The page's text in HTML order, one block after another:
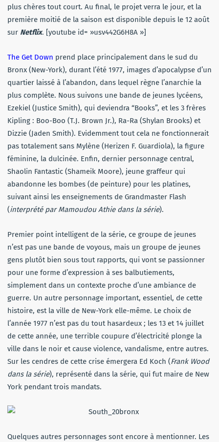
plus chères tout court. Au final, le projet verra le jour, et la
première moitié de la saison est disponible depuis le 12 août
sur Netflix. [youtube id= »usv442G6H8A »]
The Get Down prend place principalement dans le sud du
Bronx (New-York), durant l’été 1977, images d’apocalypse d’un
quartier laissé à l’abandon, dans lequel règne l’anarchie la
plus complète. Nous suivons une bande de jeunes lycéens,
Ezekiel (Justice Smith), qui deviendra “Books”, et les 3 frères
Kipling : Boo-Boo (T.J. Brown Jr.), Ra-Ra (Shylan Brooks) et
Dizzie (Jaden Smith). Evidemment tout cela ne fonctionnerait
pas totalement sans Mylène (Herizen F. Guardiola), la figure
féminine, la dulcinée. Enfin, dernier personnage central,
Shaolin Fantastic (Shameik Moore), jeune graffeur qui
abandonne les bombes (de peinture) pour les platines,
suivant ainsi les enseignements de Grandmaster Flash
(interprété par Mamoudou Athie dans la série).
Premier point intelligent de la série, ce groupe de jeunes
n’est pas une bande de voyous, mais un groupe de jeunes
gens plutôt bien sous tout rapports, qui vont se passionner
pour une forme d’expression à ses balbutiements,
simplement dans un contexte proche d’une ambiance de
guerre. Un autre personnage important, essentiel, de cette
histoire, est la ville de New-York elle-même. Le choix de
l’année 1977 n’est pas du tout hasardeux ; les 13 et 14 juillet
de cette année, une terrible coupure d’électricité plonge la
ville dans le noir et cause violence, vandalisme, entre autres.
Sur les cendres de cette crise émergera Ed Koch (Frank Wood
dans la série), représenté dans la série, qui fut maire de New
York pendant trois mandats.
Quelques autres personnages sont encore à mentionner. Les